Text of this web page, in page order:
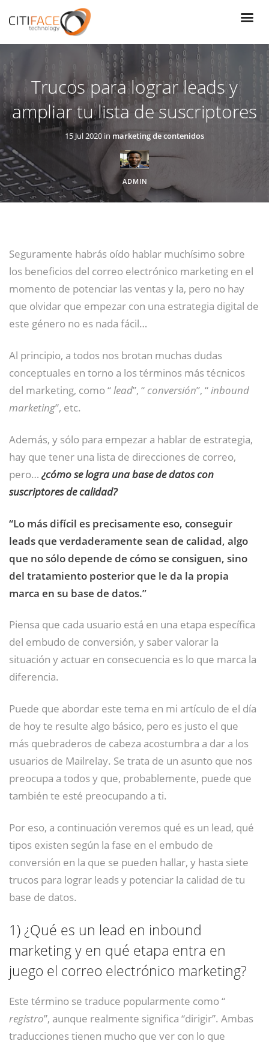
contenido
Trucos para lograr leads y
ampliar tu lista de suscriptores
15 Jul 2020 in marketing de contenidos
ADMIN
Seguramente habrás oído hablar muchísimo sobre
los beneficios del correo electrónico marketing en el
momento de potenciar las ventas y la, pero no hay
que olvidar que empezar con una estrategia digital de
este género no es nada fácil…
Al principio, a todos nos brotan muchas dudas
conceptuales en torno a los términos más técnicos
del marketing, como “lead”, “ conversión”, “inbound
marketing”, etc.
Además, y sólo para empezar a hablar de estrategia,
hay que tener una lista de direcciones de correo,
pero… ¿cómo se logra una base de datos con
suscriptores de calidad?
“Lo más difícil es precisamente eso, conseguir
leads que verdaderamente sean de calidad, algo
que no sólo depende de cómo se consiguen, sino
del tratamiento posterior que le da la propia
marca en su base de datos.”
Piensa que cada usuario está en una etapa específica
del embudo de conversión, y saber valorar la
situación y actuar en consecuencia es lo que marca la
diferencia.
Puede que abordar este tema en mi artículo de el día
de hoy te resulte algo básico, pero es justo el que
más quebraderos de cabeza acostumbra a dar a los
usuarios de Mailrelay. Se trata de un asunto que nos
preocupa a todos y que, probablemente, puede que
también te esté preocupando a ti.
Por eso, a continuación veremos qué es un lead, qué
tipos existen según la fase en el embudo de
conversión en la que se pueden hallar, y hasta siete
trucos para lograr leads y potenciar la calidad de tu
base de datos.
1)¿Qué es un lead en inbound
marketing y en qué etapa entra en
juego el correo electrónico marketing?
Este término se traduce popularmente como “
registro”, aunque realmente significa “dirigir”. Ambas
traducciones tienen mucho que ver con lo que